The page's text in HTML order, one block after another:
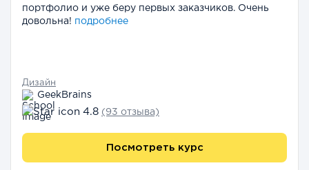
портфолио и уже беру первых заказчиков. Очень
довольна! подробнее
Дизайн
GeekBrains
4.8 (93 отзыва)
Посмотреть курс